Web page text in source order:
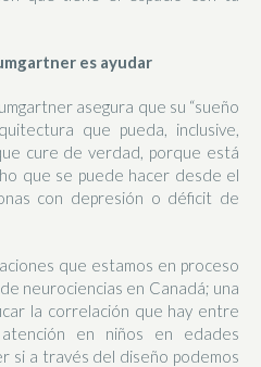
es ayudar
asegura que su “sueño
que pueda, inclusive,
cure de verdad, porque está
que se puede hacer desde el
con depresión o déficit de
que estamos en proceso
neurociencias en Canadá; una
la correlación que hay entre
en niños en edades
si a través del diseño podemos